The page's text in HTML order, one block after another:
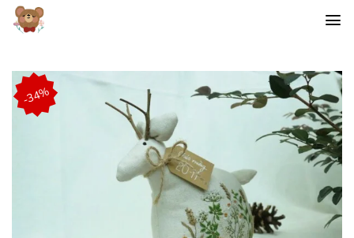
Chuyển
đến
-34%